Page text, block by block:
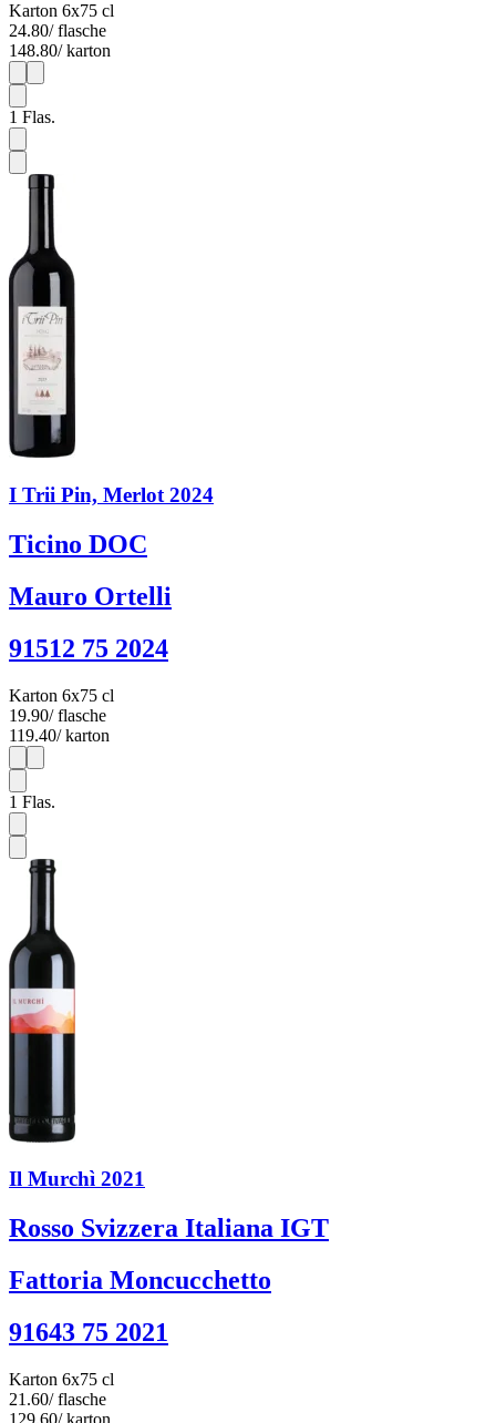
Karton 6x75 cl
24.80/ flasche
148.80/ karton
1
1 Flas.
I Trii Pin, Merlot 2024
Ticino DOC
Mauro Ortelli
91512 75 2024
Karton 6x75 cl
19.90/ flasche
119.40/ karton
1
1 Flas.
Il Murchì 2021
Rosso Svizzera Italiana IGT
Fattoria Moncucchetto
91643 75 2021
Karton 6x75 cl
21.60/ flasche
129.60/ karton